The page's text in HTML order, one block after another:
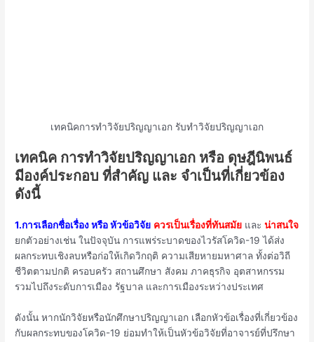
เทคนิคการทำวิจัยปริญญาเอก รับทำวิจัยปริญญาเอก
เทคนิค การทำวิจัยปริญญาเอก หรือ ดุษฎีนิพนธ์
มีองค์ประกอบ ที่สำคัญ และ จำเป็นที่เกี่ยวข้อง
ดังนี้
1.การเลือกชื่อเรื่อง หรือ หัวข้อวิจัย ควรเป็นเรื่องที่ทันสมัย และน่าสนใจ
ยกตัวอย่างเช่น ในปัจจุบัน การแพร่ระบาดของไวรัสโควิด-19 ได้ส่ง
ผลกระทบเชิงลบหรือก่อให้เกิดวิกฤติ ความเสียหายมหาศาล ทั้งต่อวิถี
ชีวิตตามปกติ ครอบครัว สถานศึกษา สังคม ภาคธุรกิจ อุตสาหกรรม
รวมไปถึงระดับการเมือง รัฐบาล และการเมืองระหว่างประเทศ
ดังนั้น หากนักวิจัยหรือนักศึกษาปริญญาเอก เลือกหัวข้อเรื่องที่เกี่ยวข้อง
กับผลกระทบของโควิด-19 ย่อมทำให้เป็นหัวข้อวิจัยที่อาจารย์ที่ปรึกษา